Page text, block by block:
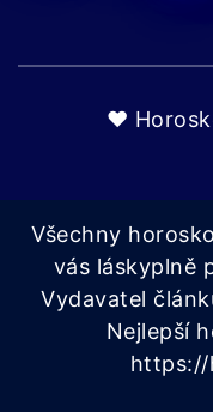
♥
Všechny
vás láskyplně
Vydavatel
Nejlepší